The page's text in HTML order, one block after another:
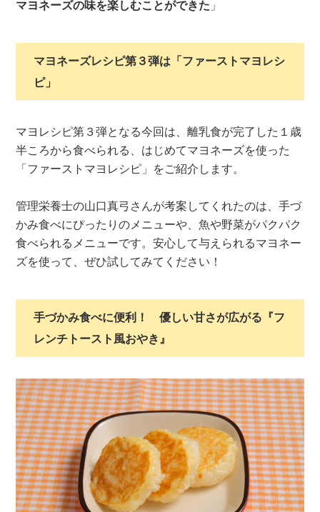
マヨネーズの味を楽しむことができた 」
マヨネーズレシピ第３弾は「ファーストマヨレシ
ピ」
マヨレシピ第３弾となる今回は、離乳食が完了した１歳
半ころから食べられる、はじめてマヨネーズを使った
「ファーストマヨレシピ」をご紹介します。
管理栄養士の山口真弓さんが考案してくれたのは、手づ
かみ食べにぴったりのメニューや、魚や野菜がパクパク
食べられるメニューです。安心して与えられるマヨネー
ズを使って、ぜひ試してみてください！
手づかみ食べに便利！ 優しい甘さが広がる『フ
レンチトースト風おやき』